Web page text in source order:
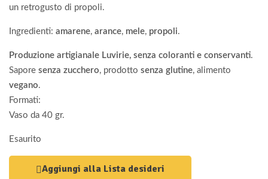
un retrogusto di propoli.
Ingredienti: amarene, arance, mele, propoli.
Produzione artigianale Luvirie, senza coloranti e conservanti.
Sapore senza zucchero, prodotto senza glutine, alimento
vegano.
Formati:
Vaso da 40 gr.
Esaurito
Aggiungi alla Lista desideri